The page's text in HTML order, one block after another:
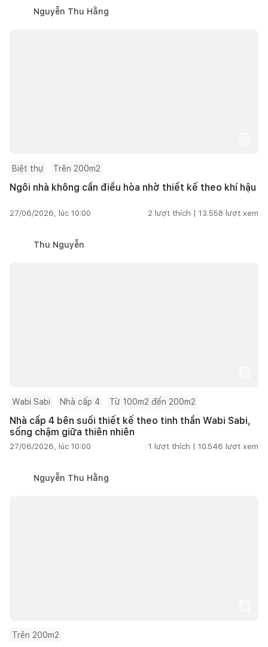
Nguyễn Thu Hằng
Biệt thự Trên 200m2
Ngôi nhà không cần điều hòa nhờ thiết kế theo khí hậu
27/06/2026, lúc 10:00 2 lượt thích | 13.558 lượt xem
Thu Nguyễn
Wabi Sabi Nhà cấp 4 Từ 100m2 đến 200m2
Nhà cấp 4 bên suối thiết kế theo tinh thần Wabi Sabi,
sống chậm giữa thiên nhiên
27/06/2026, lúc 10:00 1 lượt thích | 10.546 lượt xem
Nguyễn Thu Hằng
Trên 200m2